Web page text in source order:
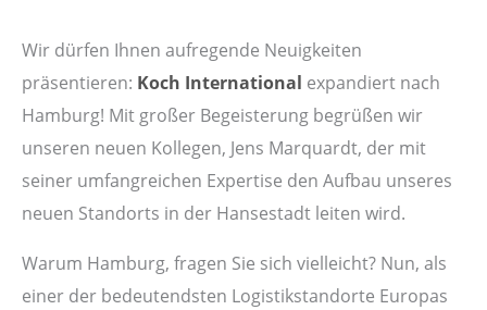
Wir dürfen Ihnen aufregende Neuigkeiten
präsentieren: Koch International expandiert nach
Hamburg! Mit großer Begeisterung begrüßen wir
unseren neuen Kollegen, Jens Marquardt, der mit
seiner umfangreichen Expertise den Aufbau unseres
neuen Standorts in der Hansestadt leiten wird.
Warum Hamburg, fragen Sie sich vielleicht? Nun, als
einer der bedeutendsten Logistikstandorte Europas